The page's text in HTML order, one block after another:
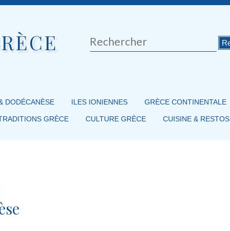
Rechercher
DODÉCANÈSE ILES IONIENNES GRÈCE CONTINENTALE
GRÈCE CULTURE GRÈCE CUISINE & RESTOS